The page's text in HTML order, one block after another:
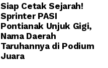
Siap Cetak Sejarah!
Sprinter PASI
Pontianak Unjuk Gigi,
Nama Daerah
Taruhannya di Podium
Juara